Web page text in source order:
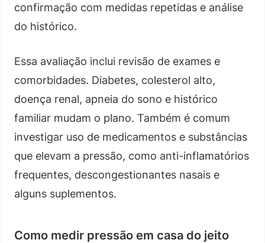
confirmação com medidas repetidas e análise
do histórico.
Essa avaliação inclui revisão de exames e
comorbidades. Diabetes, colesterol alto,
doença renal, apneia do sono e histórico
familiar mudam o plano. Também é comum
investigar uso de medicamentos e substâncias
que elevam a pressão, como anti-inflamatórios
frequentes, descongestionantes nasais e
alguns suplementos.
Como medir pressão em casa do jeito